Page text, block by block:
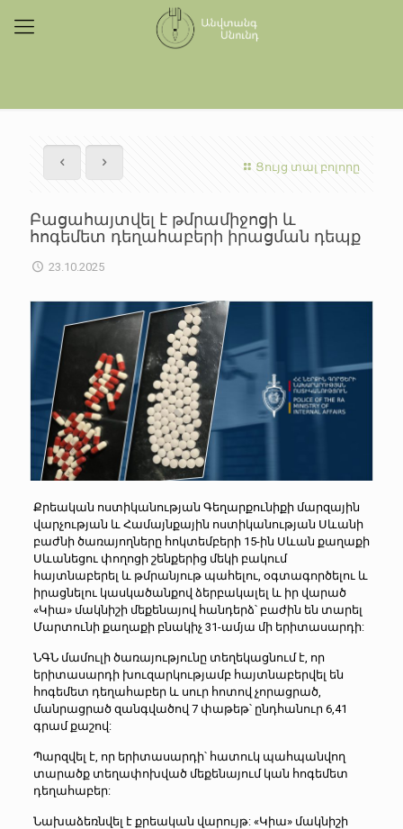
Ցույց տալ բոլորը
Բացահայտվել է թմրամիջոցի և
հոգեմետ դեղահաբերի իրացման դեպք
23.10.2025
Քրեական ոստիկանության Գեղարքունիքի մարզային
վարչության և Համայնքային ոստիկանության Սևանի
բաժնի ծառայողները հոկտեմբերի 15-ին Սևան քաղաքի
Սևանեցու փողոցի շենքերից մեկի բակում
հայտնաբերել և թմրանյութ պահելու, օգտագործելու և
իրացնելու կասկածանքով ձերբակալել և իր վարած
«Կիա» մակնիշի մեքենայով հանդերձ՝ բաժին են տարել
Մարտունի քաղաքի բնակիչ 31-ամյա մի երիտասարդի:
ՆԳՆ մամուլի ծառայությունը տեղեկացնում է, որ
երիտասարդի խուզարկությամբ հայտնաբերվել են
հոգեմետ դեղահաբեր և սուր հոտով չորացրած,
մանրացրած զանգվածով 7 փաթեթ՝ ընդհանուր 6,41
գրամ քաշով:
Պարզվել է, որ երիտասարդի՝ հատուկ պահպանվող
տարածք տեղափոխված մեքենայում կան հոգեմետ
դեղահաբեր:
Նախաձեռնվել է քրեական վարույթ: «Կիա» մակնիշի